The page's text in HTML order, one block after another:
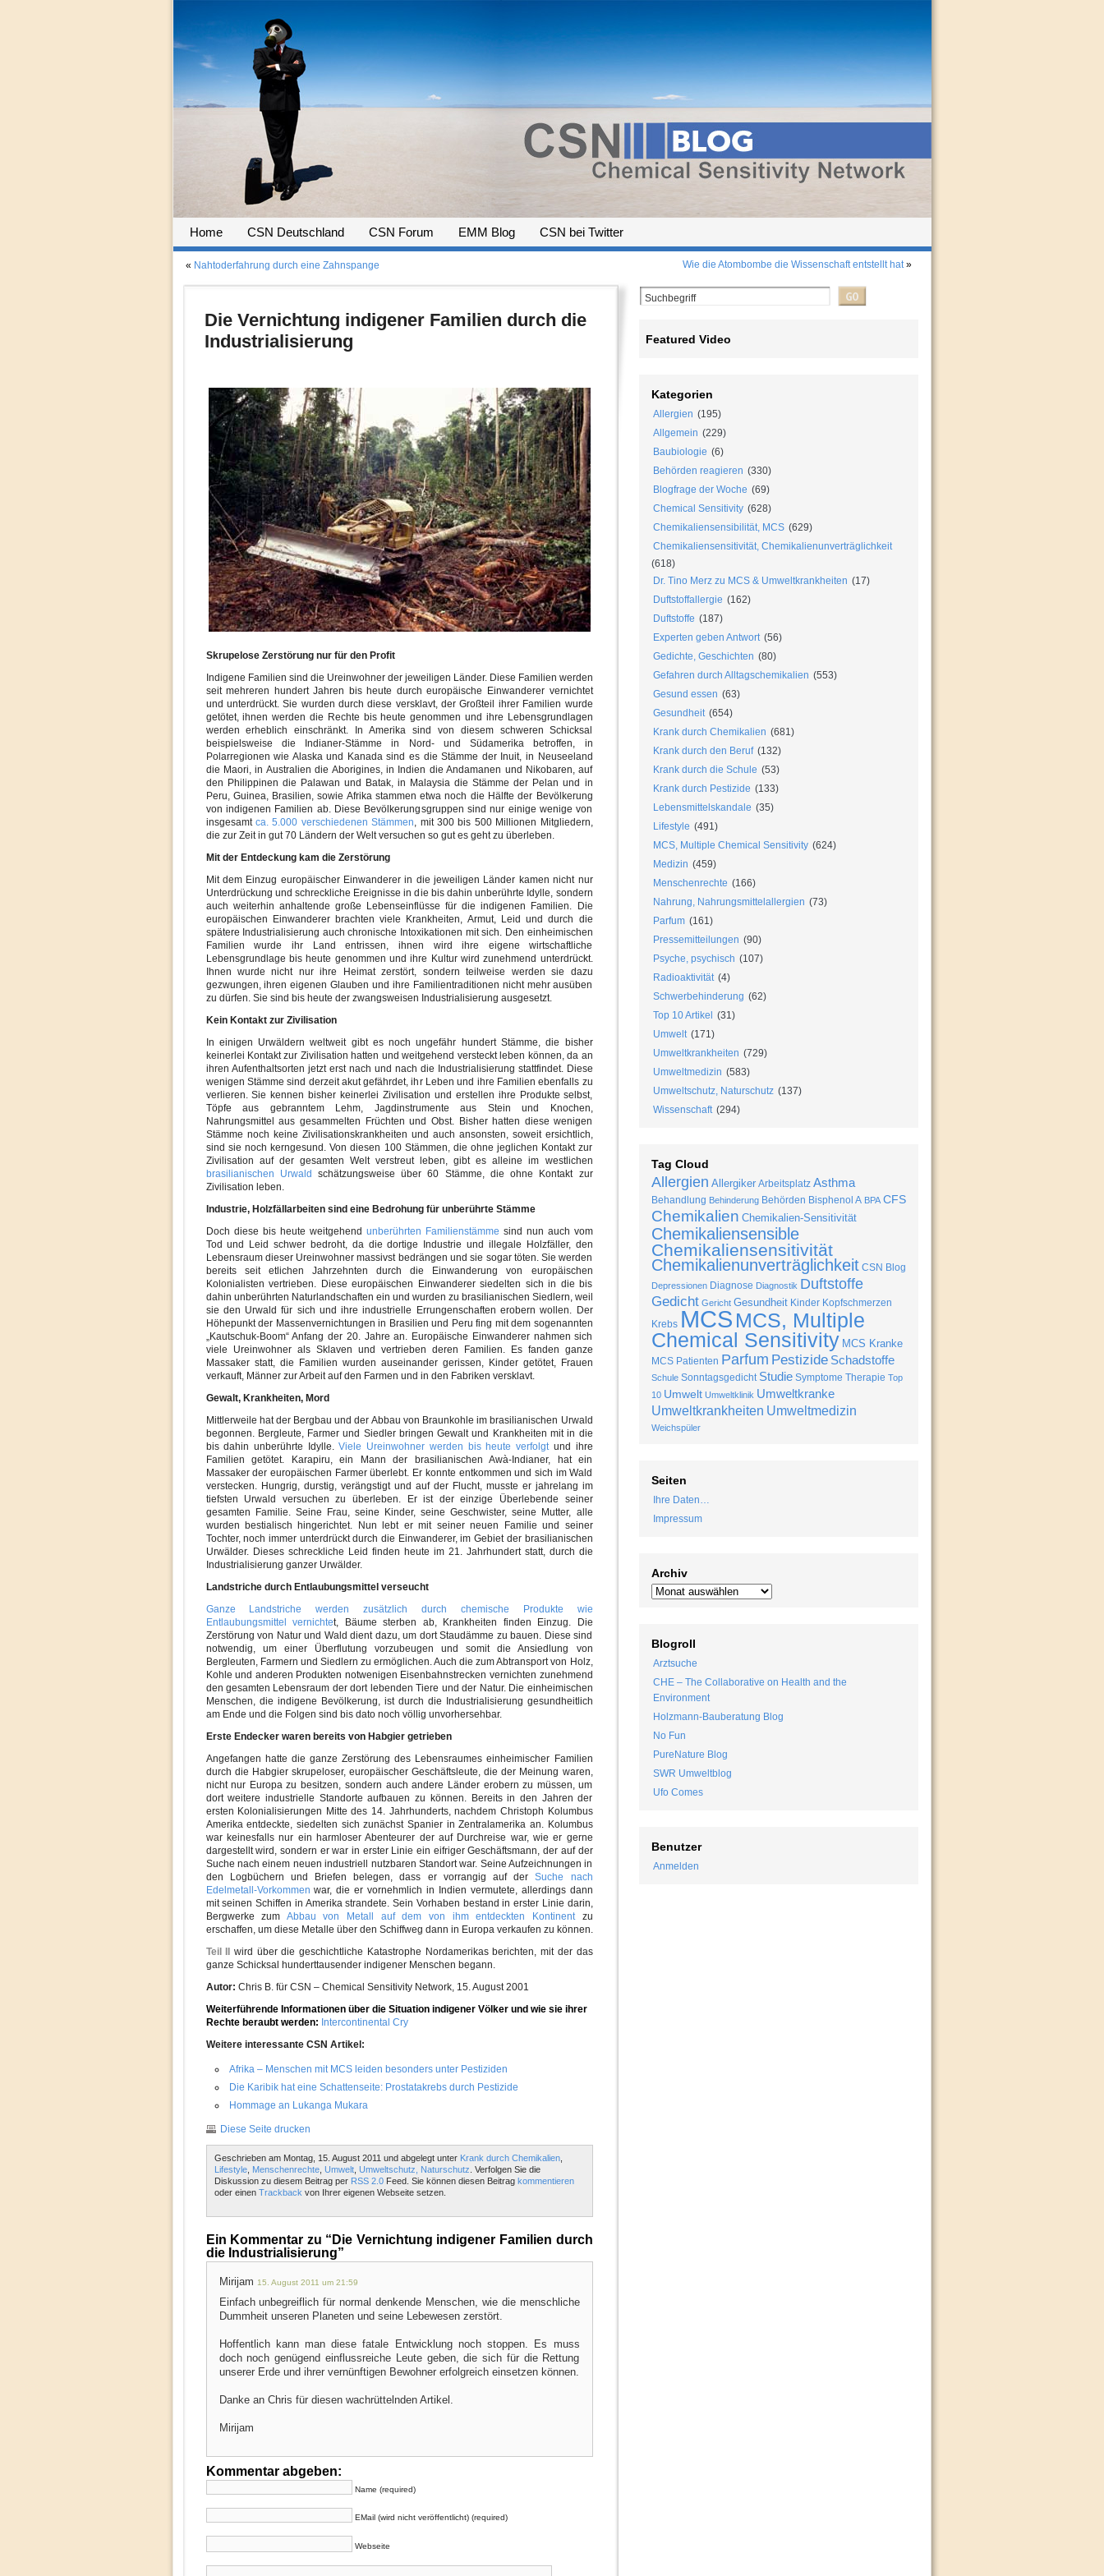
Home CSN Deutschland CSN Forum EMM Blog CSN bei Twitter
« Nahtoderfahrung durch eine Zahnspange Wie die Atombombe die Wissenschaft entstellt hat»
Die Vernichtung indigener Familien durch die
Industrialisierung
Skrupelose Zerstörung nur für den Profit
Indigene Familien sind die Ureinwohner der jeweiligen Länder. Diese Familien werden
seit mehreren hundert Jahren bis heute durch europäische Einwanderer vernichtet
und unterdrückt. Sie wurden durch diese versklavt, der Großteil ihrer Familien wurde
getötet, ihnen werden die Rechte bis heute genommen und ihre Lebensgrundlagen
werden erheblich einschränkt. In Amerika sind von diesem schweren Schicksal
beispielsweise die Indianer-Stämme in Nord- und Südamerika betroffen, in
Polarregionen wie Alaska und Kanada sind es die Stämme der Inuit, in Neuseeland
die Maori, in Australien die Aborigines, in Indien die Andamanen und Nikobaren, auf
den Philippinen die Palawan und Batak, in Malaysia die Stämme der Pelan und in
Peru, Guinea, Brasilien, sowie Afrika stammen etwa noch die Hälfte der Bevölkerung
von indigenen Familien ab. Diese Bevölkerungsgruppen sind nur einige wenige von
insgesamt ca. 5.000 verschiedenen Stämmen, mit 300 bis 500 Millionen Mitgliedern,
die zur Zeit in gut 70 Ländern der Welt versuchen so gut es geht zu überleben.
Mit der Entdeckung kam die Zerstörung
Mit dem Einzug europäischer Einwanderer in die jeweiligen Länder kamen nicht nur
Unterdrückung und schreckliche Ereignisse in die bis dahin unberührte Idylle, sondern
auch weiterhin anhaltende große Lebenseinflüsse für die indigenen Familien. Die
europäischen Einwanderer brachten viele Krankheiten, Armut, Leid und durch die
spätere Industrialisierung auch chronische Intoxikationen mit sich. Den einheimischen
Familien wurde ihr Land entrissen, ihnen wird ihre eigene wirtschaftliche
Lebensgrundlage bis heute genommen und ihre Kultur wird zunehmend unterdrückt.
Ihnen wurde nicht nur ihre Heimat zerstört, sondern teilweise werden sie dazu
gezwungen, ihren eigenen Glauben und ihre Familientraditionen nicht mehr ausüben
zu dürfen. Sie sind bis heute der zwangsweisen Industrialisierung ausgesetzt.
Kein Kontakt zur Zivilisation
In einigen Urwäldern weltweit gibt es noch ungefähr hundert Stämme, die bisher
keinerlei Kontakt zur Zivilisation hatten und weitgehend versteckt leben können, da an
ihren Aufenthaltsorten jetzt erst nach und nach die Industrialisierung stattfindet. Diese
wenigen Stämme sind derzeit akut gefährdet, ihr Leben und ihre Familien ebenfalls zu
verlieren. Sie kennen bisher keinerlei Zivilisation und erstellen ihre Produkte selbst,
Töpfe aus gebranntem Lehm, Jagdinstrumente aus Stein und Knochen,
Nahrungsmittel aus gesammelten Früchten und Obst. Bisher hatten diese wenigen
Stämme noch keine Zivilisationskrankheiten und auch ansonsten, soweit ersichtlich,
sind sie noch kerngesund. Von diesen 100 Stämmen, die ohne jeglichen Kontakt zur
Zivilisation auf der gesamten Welt verstreut leben, gibt es alleine im westlichen
brasilianischen Urwald
schätzungsweise über 60 Stämme, die ohne Kontakt zur
Zivilisation leben.
Industrie, Holzfällarbeiten sind eine Bedrohung für unberührte Stämme
Doch diese bis heute weitgehend unberührten Familienstämme sind nun auch vom
Tod und Leid schwer bedroht, da die dortige Industrie und illegale Holzfäller, den
Lebensraum dieser Ureinwohner massivst bedrängen und sie sogar töten. Sie werden
bereits seit etlichen Jahrzehnten durch die Einwanderung von europäischen
Kolonialisten vertrieben. Diese europäischen Einwanderer siedelten sich in die bis
dahin unberührten Naturlandschaften ein und wurden zu brasilianischen Siedlern, weil
sie den Urwald für sich und ihre industrielle Errungenschaften erobern wollen. Der
Höhepunkt der Massenvernichtungen in Brasilien und Peru fing mit dem sogenannten
„Kautschuk-Boom“ Anfang der 20. Jahre an. Europäische Einwanderer nahmen sich
viele Ureinwohner als Sklaven und vertrieben deren Familien. Es fanden ganze
Massaker statt, die Familien wurden auseinander gerissen, Kinder getötet, Frauen
verkauft, Männer zur Arbeit auf den Farmen und in den Fabriken versklavt.
Gewalt, Krankheiten, Mord
Mittlerweile hat der Bergbau und der Abbau von Braunkohle im brasilianischen Urwald
begonnen. Bergleute, Farmer und Siedler bringen Gewalt und Krankheiten mit in die
bis dahin unberührte Idylle.Viele Ureinwohner werden bis heute verfolgtund ihre
Familien getötet. Karapiru, ein Mann der brasilianischen Awà-Indianer, hat ein
Massaker der europäischen Farmer überlebt. Er konnte entkommen und sich im Wald
verstecken. Hungrig, durstig, verängstigt und auf der Flucht, musste er jahrelang im
tiefsten Urwald versuchen zu überleben. Er ist der einzige Überlebende seiner
gesamten Familie. Seine Frau, seine Kinder, seine Geschwister, seine Mutter, alle
wurden bestialisch hingerichtet. Nun lebt er mit seiner neuen Familie und seiner
Tochter, noch immer unterdrückt durch die Einwanderer, im Gebiet der brasilianischen
Urwälder. Dieses schreckliche Leid finden heute im 21. Jahrhundert statt, durch die
Industrialisierung ganzer Urwälder.
Landstriche durch Entlaubungsmittel verseucht
Ganze Landstriche werden zusätzlich durch chemische Produkte wie
Entlaubungsmittel vernichtet, Bäume sterben ab, Krankheiten finden Einzug. Die
Zerstörung von Natur und Wald dient dazu, um dort Staudämme zu bauen. Diese sind
notwendig, um einer Überflutung vorzubeugen und somit die Ansiedlung von
Bergleuten, Farmern und Siedlern zu ermöglichen. Auch die zum Abtransport von Holz,
Kohle und anderen Produkten notwenigen Eisenbahnstrecken vernichten zunehmend
den gesamten Lebensraum der dort lebenden Tiere und der Natur. Die einheimischen
Menschen, die indigene Bevölkerung, ist durch die Industrialisierung gesundheitlich
am Ende und die Folgen sind bis dato noch völlig unvorhersehbar.
Erste Endecker waren bereits von Habgier getrieben
Angefangen hatte die ganze Zerstörung des Lebensraumes einheimischer Familien
durch die Habgier skrupeloser, europäischer Geschäftsleute, die der Meinung waren,
nicht nur Europa zu besitzen, sondern auch andere Länder erobern zu müssen, um
dort weitere industrielle Standorte aufbauen zu können. Bereits in den Jahren der
ersten Kolonialisierungen Mitte des 14. Jahrhunderts, nachdem Christoph Kolumbus
Amerika entdeckte, siedelten sich zunächst Spanier in Zentralamerika an. Kolumbus
war keinesfalls nur ein harmloser Abenteurer der auf Durchreise war, wie er gerne
dargestellt wird, sondern er war in erster Linie ein eifriger Geschäftsmann, der auf der
Suche nach einem neuen industriell nutzbaren Standort war. Seine Aufzeichnungen in
den Logbüchern und Briefen belegen, dass er vorrangig auf derSuche nach
Edelmetall-Vorkommen war, die er vornehmlich in Indien vermutete, allerdings dann
mit seinen Schiffen in Amerika strandete. Sein Vorhaben bestand in erster Linie darin,
Bergwerke zum Abbau von Metall auf dem von ihm entdeckten Kontinentzu
erschaffen, um diese Metalle über den Schiffweg dann in Europa verkaufen zu können.
Teil II
wird über die geschichtliche Katastrophe Nordamerikas berichten, mit der das
ganze Schicksal hunderttausender indigener Menschen begann.
Autor: Chris B. für CSN – Chemical Sensitivity Network, 15. August 2001
Weiterführende Informationen über die Situation indigener Völker und wie sie ihrer
Rechte beraubt werden: Intercontinental Cry
Weitere interessante CSN Artikel:
Afrika – Menschen mit MCS leiden besonders unter Pestiziden
Die Karibik hat eine Schattenseite: Prostatakrebs durch Pestizide
Hommage an Lukanga Mukara
Diese Seite drucken
Geschrieben am Montag, 15. August 2011 und abgelegt unter Krank durch Chemikalien,
Lifestyle, Menschenrechte, Umwelt, Umweltschutz, Naturschutz . Verfolgen Sie die
Diskussion zu diesem Beitrag per RSS 2.0Feed. Sie können diesen Beitrag kommentieren
oder einen Trackback von Ihrer eigenen Webseite setzen.
Ein Kommentar zu “Die Vernichtung indigener Familien durch
die Industrialisierung”
Mirijam 15. August 2011 um 21:59
Einfach unbegreiflich für normal denkende Menschen, wie die menschliche
Dummheit unseren Planeten und seine Lebewesen zerstört.
Hoffentlich kann man diese fatale Entwicklung noch stoppen. Es muss
doch noch genügend einflussreiche Leute geben, die sich für die Rettung
unserer Erde und ihrer vernünftigen Bewohner erfolgreich einsetzen können.
Danke an Chris für diesen wachrüttelnden Artikel.
Mirijam
Kommentar abgeben:
Name (required)
EMail (wird nicht veröffentlicht) (required)
Webseite
Featured Video
Kategorien
Allergien (195)
Allgemein (229)
Baubiologie (6)
Behörden reagieren (330)
Blogfrage der Woche (69)
Chemical Sensitivity (628)
Chemikaliensensibilität, MCS (629)
Chemikaliensensitivität, Chemikalienunverträglichkeit
(618)
Dr. Tino Merz zu MCS & Umweltkrankheiten (17)
Duftstoffallergie (162)
Duftstoffe (187)
Experten geben Antwort (56)
Gedichte, Geschichten (80)
Gefahren durch Alltagschemikalien (553)
Gesund essen (63)
Gesundheit (654)
Krank durch Chemikalien (681)
Krank durch den Beruf (132)
Krank durch die Schule (53)
Krank durch Pestizide (133)
Lebensmittelskandale (35)
Lifestyle (491)
MCS, Multiple Chemical Sensitivity (624)
Medizin (459)
Menschenrechte (166)
Nahrung, Nahrungsmittelallergien (73)
Parfum (161)
Pressemitteilungen (90)
Psyche, psychisch (107)
Radioaktivität (4)
Schwerbehinderung (62)
Top 10 Artikel
(31)
Umwelt (171)
Umweltkrankheiten (729)
Umweltmedizin (583)
Umweltschutz, Naturschutz (137)
Wissenschaft (294)
Tag Cloud
Allergien Allergiker Arbeitsplatz Asthma
Behandlung Behinderung Behörden Bisphenol A BPA CFS
Chemikalien Chemikalien-Sensitivität
Chemikaliensensible
Chemikaliensensitivität
Chemikalienunverträglichkeit CSN Blog
Depressionen Diagnose Diagnostik Duftstoffe
Gedicht Gericht Gesundheit Kinder Kopfschmerzen
Krebs MCS MCS, Multiple
Chemical Sensitivity MCS Kranke
MCS Patienten Parfum Pestizide Schadstoffe
Schule Sonntagsgedicht Studie Symptome Therapie Top
10 Umwelt Umweltklinik Umweltkranke
Umweltkrankheiten Umweltmedizin
Weichspüler
Seiten
Ihre Daten…
Impressum
Archiv
Blogroll
Arztsuche
CHE – The Collaborative on Health and the
Environment
Holzmann-Bauberatung Blog
No Fun
PureNature Blog
SWR Umweltblog
Ufo Comes
Benutzer
Anmelden